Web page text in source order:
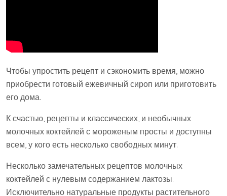
Чтобы упростить рецепт и сэкономить время, можно
приобрести готовый ежевичный сироп или приготовить
его дома.
К счастью, рецепты и классических, и необычных
молочных коктейлей с мороженым просты и доступны
всем, у кого есть несколько свободных минут.
Несколько замечательных рецептов молочных
коктейлей с нулевым содержанием лактозы.
Исключительно натуральные продукты растительного